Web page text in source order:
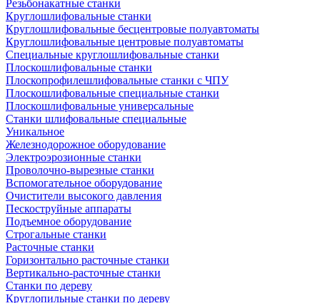
Резьбонакатные станки
Круглошлифовальные станки
Круглошлифовальные бесцентровые полуавтоматы
Круглошлифовальные центровые полуавтоматы
Специальные круглошлифовальные станки
Плоскошлифовальные станки
Плоскопрофилешлифовальные станки с ЧПУ
Плоскошлифовальные специальные станки
Плоскошлифовальные универсальные
Станки шлифовальные специальные
Уникальное
Железнодорожное оборудование
Электроэрозионные станки
Проволочно-вырезные станки
Вспомогательное оборудование
Очистители высокого давления
Пескоструйные аппараты
Подъемное оборудование
Строгальные станки
Расточные станки
Горизонтально расточные станки
Вертикально-расточные станки
Станки по дереву
Круглопильные станки по дереву